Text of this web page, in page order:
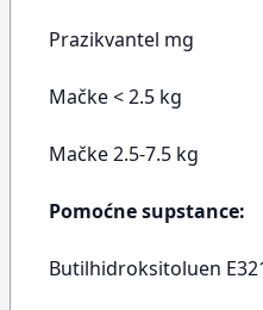
Prazikvantel mg
Mačke < 2.5 kg
Mačke 2.5-7.5 kg
Pomoćne supstance:
Butilhidroksitoluen